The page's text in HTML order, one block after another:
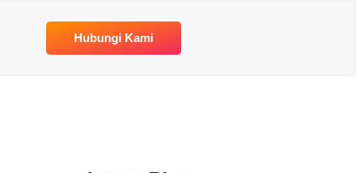
Hubungi Kami